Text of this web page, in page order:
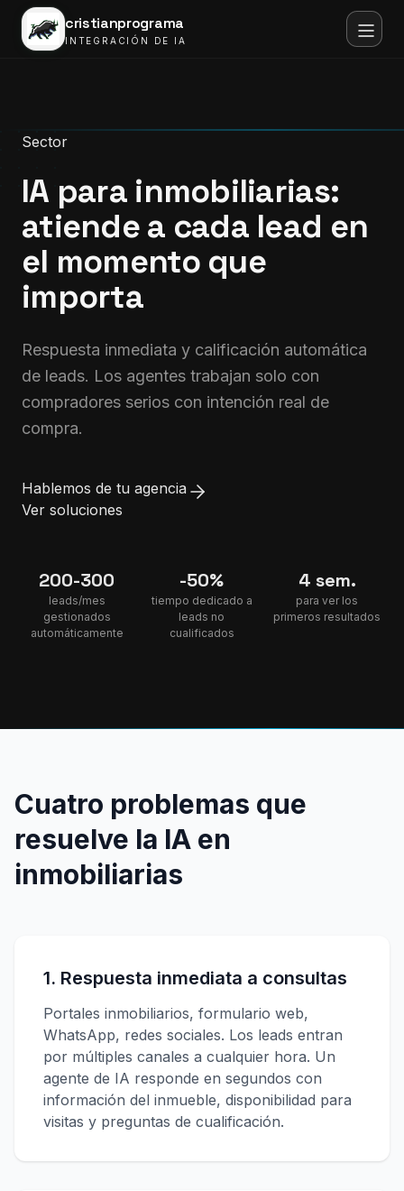
cristianprograma
INTEGRACIÓN DE IA
Sector
IA para inmobiliarias:
atiende a cada lead en
el momento que
importa
Respuesta inmediata y calificación automática
de leads. Los agentes trabajan solo con
compradores serios con intención real de
compra.
Hablemos de tu agencia
Ver soluciones
200-300
leads/mes
gestionados
automáticamente
-50%
tiempo dedicado a
leads no
cualificados
4 sem.
para ver los
primeros resultados
Cuatro problemas que
resuelve la IA en
inmobiliarias
1. Respuesta inmediata a consultas
Portales inmobiliarios, formulario web,
WhatsApp, redes sociales. Los leads entran
por múltiples canales a cualquier hora. Un
agente de IA responde en segundos con
información del inmueble, disponibilidad para
visitas y preguntas de cualificación.